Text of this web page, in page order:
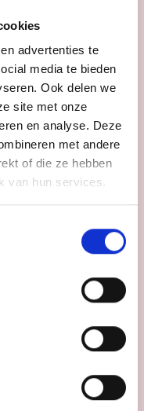
advertenties te
media te bieden
Ook delen we
site met onze
en analyse. Deze
met andere
of die ze hebben
van hun services.
eruit?*
partner.
partner en
kinderen.
verplicht
Volgende